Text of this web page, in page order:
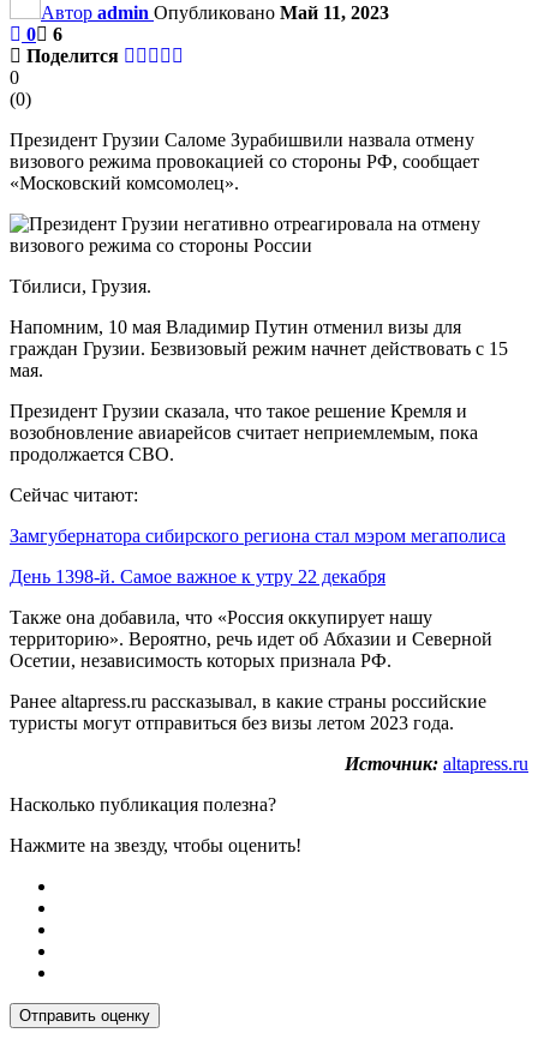
Автор admin Опубликовано Май 11, 2023
0
6
Поделится
0
(0)
Президент Грузии Саломе Зурабишвили назвала отмену
визового режима провокацией со стороны РФ, сообщает
«Московский комсомолец».
Тбилиси, Грузия.
Напомним, 10 мая Владимир Путин отменил визы для
граждан Грузии. Безвизовый режим начнет действовать с 15
мая.
Президент Грузии сказала, что такое решение Кремля и
возобновление авиарейсов считает неприемлемым, пока
продолжается СВО.
Сейчас читают:
Замгубернатора сибирского региона стал мэром мегаполиса
День 1398-й. Самое важное к утру 22 декабря
Также она добавила, что «Россия оккупирует нашу
территорию». Вероятно, речь идет об Абхазии и Северной
Осетии, независимость которых признала РФ.
Ранее altapress.ru рассказывал, в какие страны российские
туристы могут отправиться без визы летом 2023 года.
Источник: altapress.ru
Насколько публикация полезна?
Нажмите на звезду, чтобы оценить!
Отправить оценку